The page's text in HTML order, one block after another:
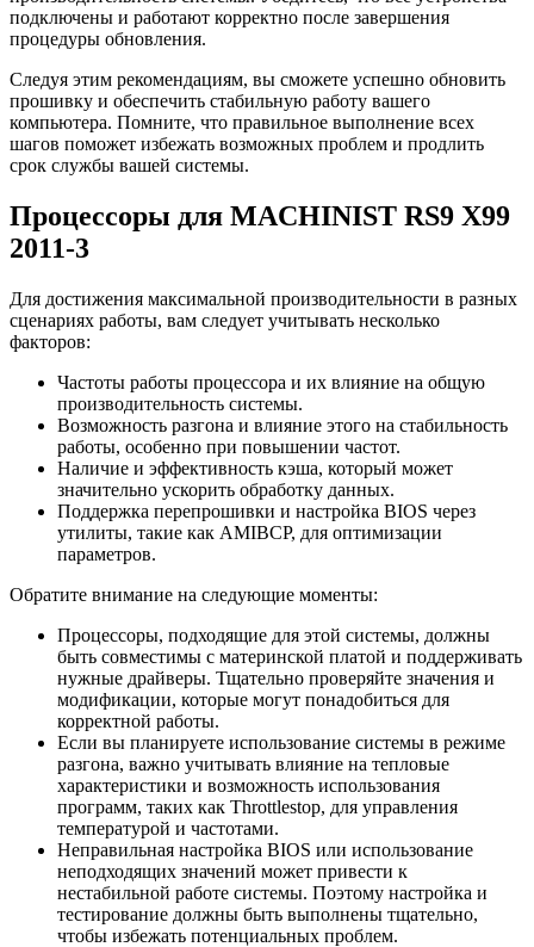
подключены и работают корректно после завершения
процедуры обновления.
Следуя этим рекомендациям, вы сможете успешно обновить
прошивку и обеспечить стабильную работу вашего
компьютера. Помните, что правильное выполнение всех
шагов поможет избежать возможных проблем и продлить
срок службы вашей системы.
Процессоры для MACHINIST RS9 X99
2011-3
Для достижения максимальной производительности в разных
сценариях работы, вам следует учитывать несколько
факторов:
Частоты работы процессора и их влияние на общую
производительность системы.
Возможность разгона и влияние этого на стабильность
работы, особенно при повышении частот.
Наличие и эффективность кэша, который может
значительно ускорить обработку данных.
Поддержка перепрошивки и настройка BIOS через
утилиты, такие как AMIBCP, для оптимизации
параметров.
Обратите внимание на следующие моменты:
Процессоры, подходящие для этой системы, должны
быть совместимы с материнской платой и поддерживать
нужные драйверы. Тщательно проверяйте значения и
модификации, которые могут понадобиться для
корректной работы.
Если вы планируете использование системы в режиме
разгона, важно учитывать влияние на тепловые
характеристики и возможность использования
программ, таких как Throttlestop, для управления
температурой и частотами.
Неправильная настройка BIOS или использование
неподходящих значений может привести к
нестабильной работе системы. Поэтому настройка и
тестирование должны быть выполнены тщательно,
чтобы избежать потенциальных проблем.